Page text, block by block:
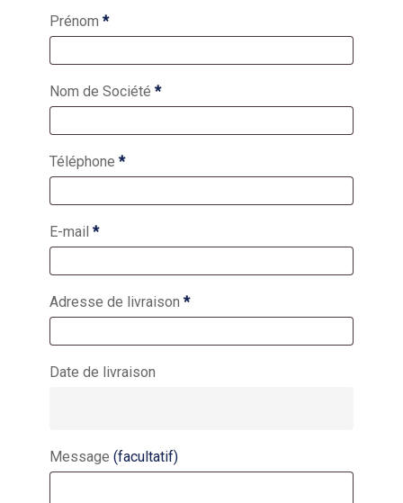
Prénom *
Nom de Société *
Téléphone *
E-mail *
Adresse de livraison *
Date de livraison
Message (facultatif)